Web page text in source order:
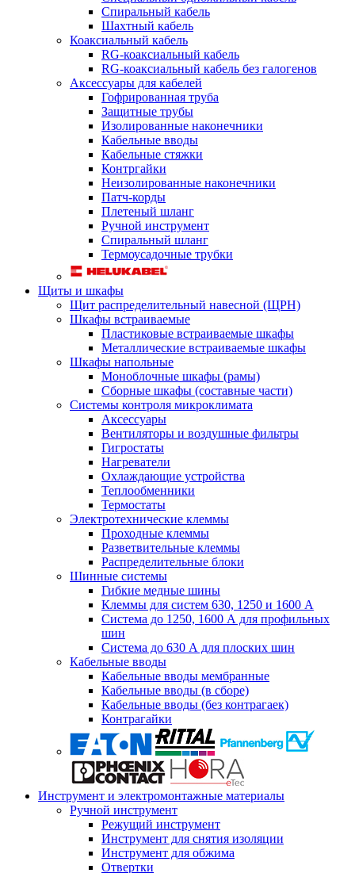
Спиральный кабель
Шахтный кабель
Коаксиальный кабель
RG-коаксиальный кабель
RG-коаксиальный кабель без галогенов
Аксессуары для кабелей
Гофрированная труба
Защитные трубы
Изолированные наконечники
Кабельные вводы
Кабельные стяжки
Контргайки
Неизолированные наконечники
Патч-корды
Плетеный шланг
Ручной инструмент
Спиральный шланг
Термоусадочные трубки
Щиты и шкафы
Щит распределительный навесной (ЩРН)
Шкафы встраиваемые
Пластиковые встраиваемые шкафы
Металлические встраиваемые шкафы
Шкафы напольные
Моноблочные шкафы (рамы)
Сборные шкафы (составные части)
Системы контроля микроклимата
Аксессуары
Вентиляторы и воздушные фильтры
Гигростаты
Нагреватели
Охлаждающие устройства
Теплообменники
Термостаты
Электротехнические клеммы
Проходные клеммы
Разветвительные клеммы
Распределительные блоки
Шинные системы
Гибкие медные шины
Клеммы для систем 630, 1250 и 1600 А
Система до 1250, 1600 А для профильных
шин
Система до 630 А для плоских шин
Кабельные вводы
Кабельные вводы мембранные
Кабельные вводы (в сборе)
Кабельные вводы (без контрагаек)
Контрагайки
Инструмент и электромонтажные материалы
Ручной инструмент
Режущий инструмент
Инструмент для снятия изоляции
Инструмент для обжима
Отвертки